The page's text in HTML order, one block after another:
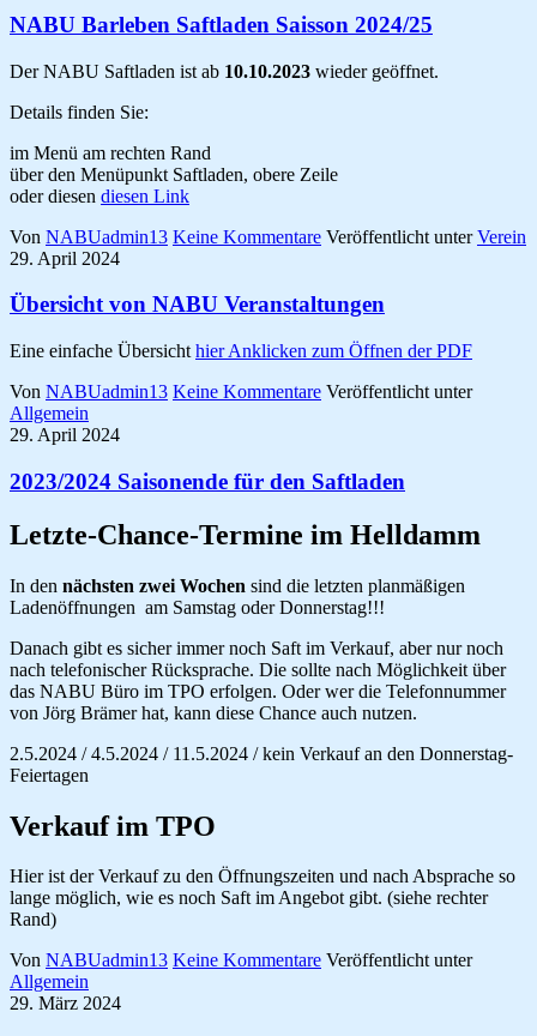
NABU Barleben Saftladen Saisson 2024/25
Der NABU Saftladen ist ab 10.10.2023 wieder geöffnet.
Details finden Sie:
im Menü am rechten Rand
über den Menüpunkt Saftladen, obere Zeile
oder diesen diesen Link
Von NABUadmin13 Keine Kommentare Veröffentlicht unter Verein
29. April 2024
Übersicht von NABU Veranstaltungen
Eine einfache Übersicht hier Anklicken zum Öffnen der PDF
Von NABUadmin13 Keine Kommentare Veröffentlicht unter
Allgemein
29. April 2024
2023/2024 Saisonende für den Saftladen
Letzte-Chance-Termine im Helldamm
In den nächsten zwei Wochen sind die letzten planmäßigen
Ladenöffnungen am Samstag oder Donnerstag!!!
Danach gibt es sicher immer noch Saft im Verkauf, aber nur noch
nach telefonischer Rücksprache. Die sollte nach Möglichkeit über
das NABU Büro im TPO erfolgen. Oder wer die Telefonnummer
von Jörg Brämer hat, kann diese Chance auch nutzen.
2.5.2024 / 4.5.2024 / 11.5.2024 / kein Verkauf an den Donnerstag-
Feiertagen
Verkauf im TPO
Hier ist der Verkauf zu den Öffnungszeiten und nach Absprache so
lange möglich, wie es noch Saft im Angebot gibt. (siehe rechter
Rand)
Von NABUadmin13 Keine Kommentare Veröffentlicht unter
Allgemein
29. März 2024